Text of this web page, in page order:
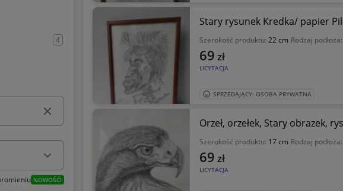
4
NOWOŚĆ!
Szerokość produktu: 22 cm Rodzaj podłoża:
LICYTACJA
69 zł
SPRZEDAJĄCY: OSOBA PRYWATNA
Orzeł, orzełek, Stary obrazek,
Szerokość produktu: 17 cm Rodzaj podłoża:
LICYTACJA
69 zł